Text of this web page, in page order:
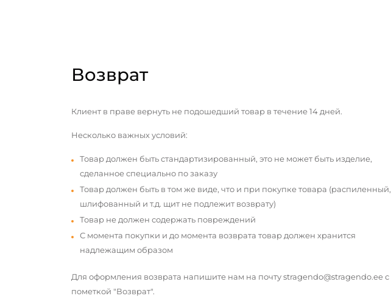
Возврат
Клиент в праве вернуть не подошедший товар в течение 14 дней.
Несколько важных условий:
Товар должен быть стандартизированный, это не может быть изделие,
сделанное специально по заказу
Товар должен быть в том же виде, что и при покупке товара (распиленный,
шлифованный и т.д. щит не подлежит возврату)
Товар не должен содержать повреждений
С момента покупки и до момента возврата товар должен хранится
надлежащим образом
Для оформления возврата напишите нам на почту stragendo@stragendo.ee с
пометкой "Возврат".